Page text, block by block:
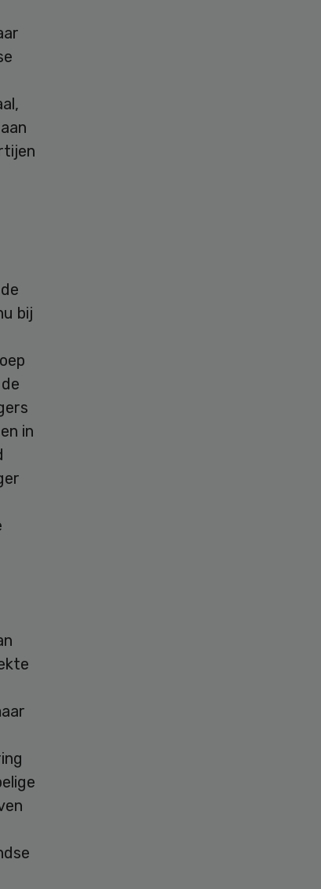
bij
in